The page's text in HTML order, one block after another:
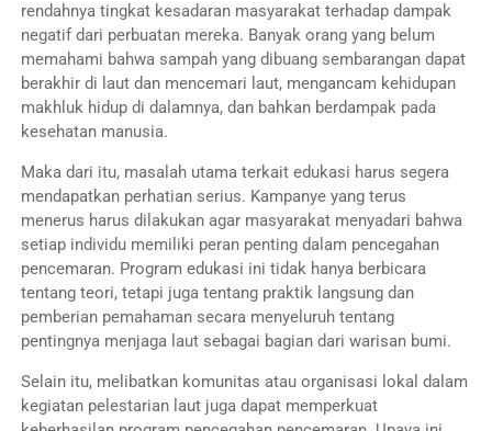
rendahnya tingkat kesadaran masyarakat terhadap dampak
negatif dari perbuatan mereka. Banyak orang yang belum
memahami bahwa sampah yang dibuang sembarangan dapat
berakhir di laut dan mencemari laut, mengancam kehidupan
makhluk hidup di dalamnya, dan bahkan berdampak pada
kesehatan manusia.
Maka dari itu, masalah utama terkait edukasi harus segera
mendapatkan perhatian serius. Kampanye yang terus
menerus harus dilakukan agar masyarakat menyadari bahwa
setiap individu memiliki peran penting dalam pencegahan
pencemaran. Program edukasi ini tidak hanya berbicara
tentang teori, tetapi juga tentang praktik langsung dan
pemberian pemahaman secara menyeluruh tentang
pentingnya menjaga laut sebagai bagian dari warisan bumi.
Selain itu, melibatkan komunitas atau organisasi lokal dalam
kegiatan pelestarian laut juga dapat memperkuat